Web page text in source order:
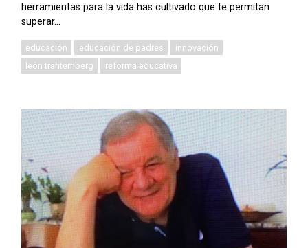
herramientas para la vida has cultivado que te permitan
superar...
educación educación de padres
innovación
león trahtemberg
reforma educativa